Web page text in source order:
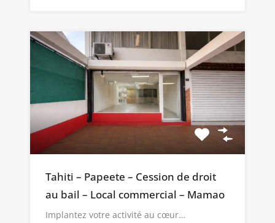
Tahiti – Papeete – Cession de droit
au bail – Local commercial – Mamao
Implantez votre activité au cœur…